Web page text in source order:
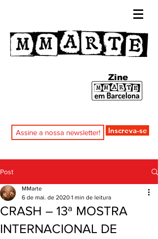
Zine
Inscreva-se
Post
CRASH – 13ª MOSTRA
INTERNACIONAL DE
MMarte
6 de mai. de 2020 1 min de leitura